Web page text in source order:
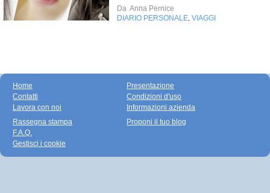
Da Anna Pernice
DIARIO PERSONALE VIAGGI
Home
Contatti
Lavora con noi
Presentazione
Condizioni d'uso
Informazioni azienda
Rassegna stampa
F.A.Q.
Gestisci i cookie
Proponi il tuo blog